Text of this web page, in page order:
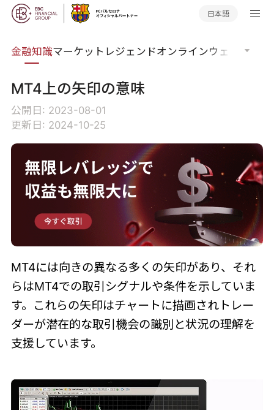
日本語
金融知識マーケットレジェンドオンラインウェビナー
MT4上の矢印の意味
公開日: 2023-08-01
更新日: 2024-10-25
MT4には向きの異なる多くの矢印があり、それ
らはMT4での取引シグナルや条件を示していま
す。これらの矢印はチャートに描画されトレー
ダーが潜在的な取引機会の識別と状況の理解を
支援しています。